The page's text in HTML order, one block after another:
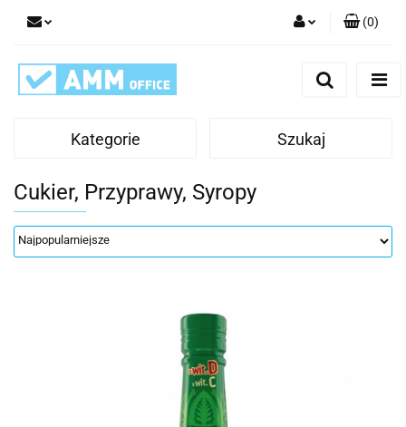
(0)
Kategorie Szukaj
Cukier, Przyprawy, Syropy